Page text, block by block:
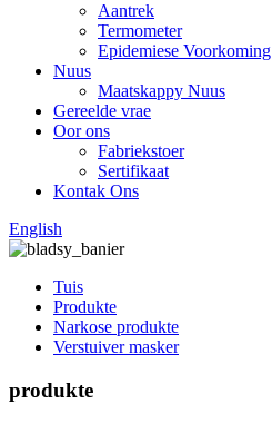
Aantrek
Termometer
Epidemiese
Nuus
Maatskappy Nuus
Gereelde vrae
Oor ons
Fabriekstoer
Sertifikaat
Kontak Ons
English
Tuis
Produkte
Narkose produkte
Verstuiver masker
produkte